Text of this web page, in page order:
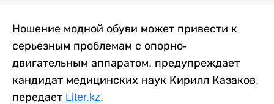
Ношение модной обуви может привести к
серьезным проблемам с опорно-
двигательным аппаратом, предупреждает
кандидат медицинских наук Кирилл Казаков,
передает Liter.kz.